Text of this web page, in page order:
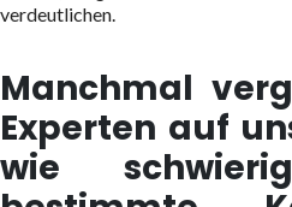
verdeutlichen.
Manchmal
Experten auf
wie